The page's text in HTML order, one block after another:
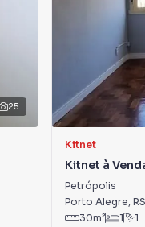
25
Kitnet
Kitnet à
Petrópolis
Petrópolis
Porto Alegre, RS
30m² 1 1